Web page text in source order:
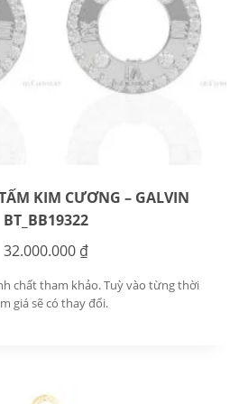
KIM CƯƠNG – GALVIN
BT_BB19322
32.000.000 ₫
chất tham khảo. Tuỳ vào từng thời
giá sẽ có thay đổi.